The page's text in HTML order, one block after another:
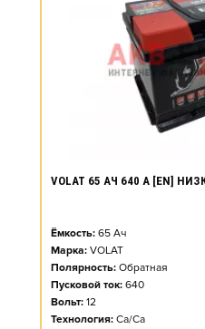
VOLAT 65 АЧ 640 А [EN]
Ёмкость: 65 Ач
Марка: VOLAT
Полярность: Обратная
Пусковой ток: 640
Вольт: 12
Технология: Ca/Ca